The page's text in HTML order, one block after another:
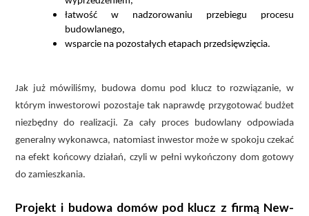
łatwość w nadzorowaniu przebiegu procesu
budowlanego,
wsparcie na pozostałych etapach przedsięwzięcia.
Jak już mówiliśmy, budowa domu pod klucz to rozwiązanie, w
którym inwestorowi pozostaje tak naprawdę przygotować budżet
niezbędny do realizacji. Za cały proces budowlany odpowiada
generalny wykonawca, natomiast inwestor może w spokoju czekać
na efekt końcowy działań, czyli w pełni wykończony dom gotowy
do zamieszkania.
Projekt i budowa domów pod klucz z firmą New-